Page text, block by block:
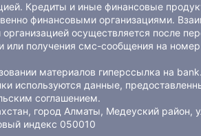
Кредиты и иные финансовые
финансовыми организациями.
осуществляется после
или получения смс-сообщения на
материалов гиперссылка на
используются данные,
соглашением.
город Алматы, Медеуский
индекс 050010